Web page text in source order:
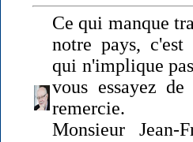
Ce qui manque
notre pays,
qui n'implique
vous essayez
remercie.
Monsieur Jean-